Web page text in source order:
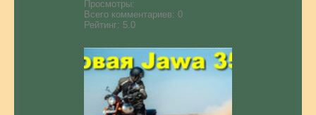
Просмотры:
Всего комментариев: 0
Рейтинг: 5.0